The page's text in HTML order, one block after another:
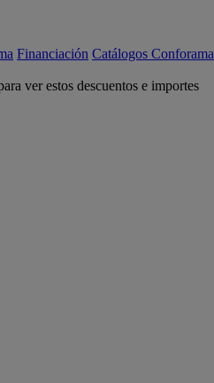
Financiación Catálogos Conforama
ver estos descuentos e importes